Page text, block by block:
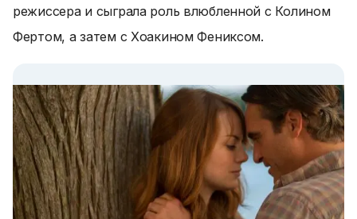
режиссера и сыграла роль влюбленной с Колином
Фертом, а затем с Хоакином Фениксом.